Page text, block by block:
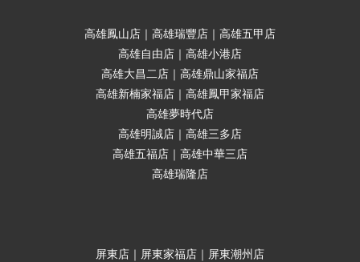
高雄鳳山店｜高雄瑞豐店｜高雄五甲店
高雄自由店｜高雄小港店
高雄大昌二店｜高雄鼎山家福店
高雄新楠家福店｜高雄鳳甲家福店
高雄夢時代店
高雄明誠店｜高雄三多店
高雄五福店｜高雄中華三店
高雄瑞隆店
屏東店｜屏東家福店｜屏東潮州店